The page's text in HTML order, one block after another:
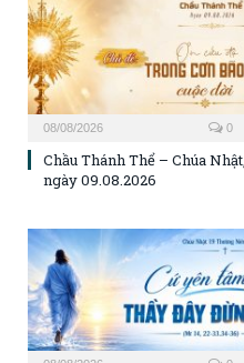
08/08/2026 0
Chầu Thánh Thể – Chúa Nhật,
ngày 09.08.2026